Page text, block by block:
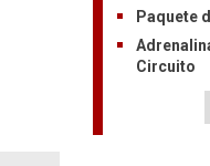
Paquete
Circuito